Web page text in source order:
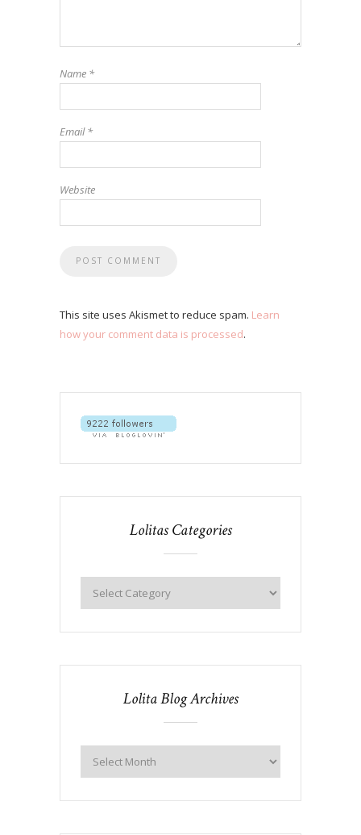
Name *
Email*
Website
This site uses Akismet to reduce spam. Learn
how your comment data is processed.
Lolitas Categories
Lolita Blog Archives